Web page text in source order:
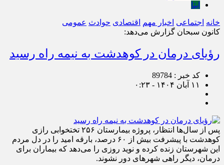
ایتا
خانه اجتماعی اخبار مهم اقتصادی حوادث عمومی
کانون سبحان گزارش می‌دهد:
رؤیای درمان در کوهدشت به نیمه راه رسید
کد خبر : 89784
۱۱ آبان ۱۴۰۴ - ۰:۲۳
پس از سال‌ها انتظار، پروژه بیمارستان ۲۵۶ تختخوابی رازی
کوهدشت با پیشرفت بیش از ۶۰ درصد، بارقه امید را در دل مردم
این شهرستان زنده کرده و نوید روزی را می‌دهد که بیماران برای
درمان، دیگر راهی شهرهای دور نشوند.